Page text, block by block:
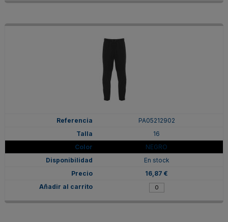
PA05212902
16
NEGRO
En stock
16,87 €